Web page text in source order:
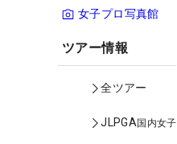
女子プロ写真館
ツアー情報
全ツアー
JLPGA国内女子